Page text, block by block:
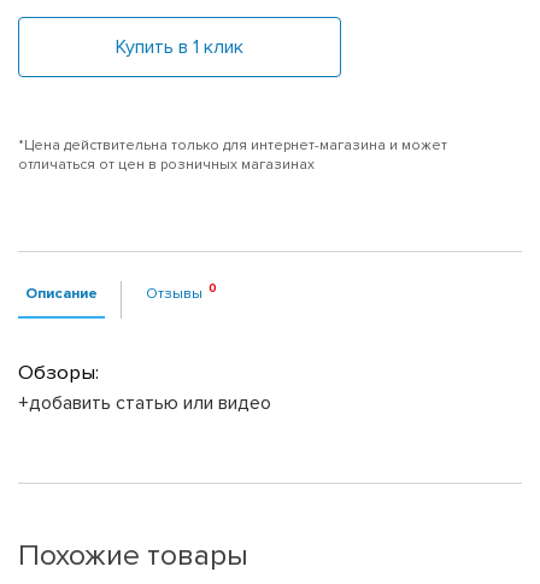
Купить в 1 клик
*Цена действительна только для интернет-магазина и может
отличаться от цен в розничных магазинах
Описание Отзывы
Обзоры:
+добавить статью или видео
Похожие товары